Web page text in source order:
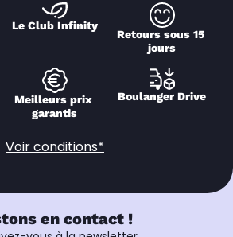
Le Club Infinity
Retours sous 15
jours
Meilleurs prix
garantis
Boulanger Drive
Voir conditions*
en contact !